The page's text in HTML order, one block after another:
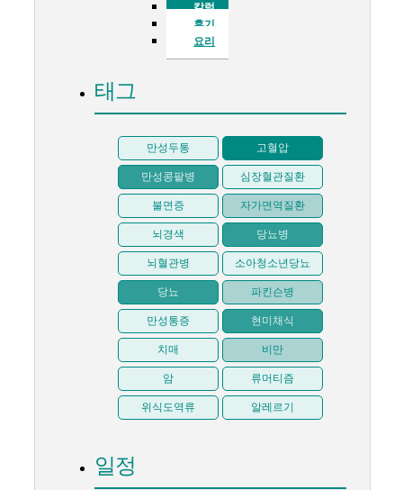
칼럼
후기
요리
태그
만성두통 고혈압
만성콩팥병 심장혈관질환
불면증 자가면역질환
뇌경색 당뇨병
뇌혈관병 소아청소년당뇨
당뇨 파킨슨병
만성통증 현미채식
치매 비만
암 류머티즘
위식도역류 알레르기
일정